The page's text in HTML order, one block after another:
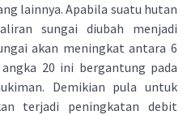
lainnya. Apabila suatu hutan
sungai diubah menjadi
akan meningkat antara 6
20 ini bergantung pada
Demikian pula untuk
terjadi peningkatan debit